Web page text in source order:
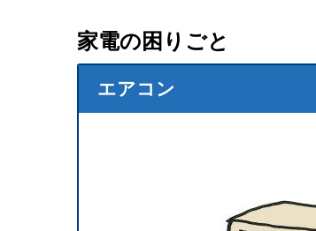
家電の困りごと
エアコン